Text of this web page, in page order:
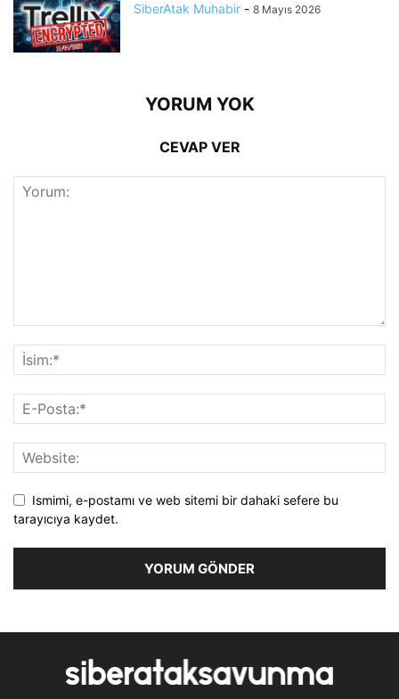
SiberAtak Muhabir - 8 Mayıs 2026
YORUM YOK
CEVAP VER
Ismimi, e-postamı ve web sitemi bir dahaki sefere bu
tarayıcıya kaydet.